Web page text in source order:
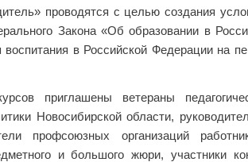
проводятся с целью создания
Закона «Об образовании в
воспитания в Российской Федерации
приглашены ветераны
Новосибирской области,
профсоюзных организаций
и большого жюри, участники